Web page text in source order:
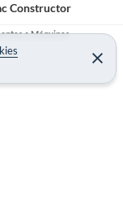
Constructor
e Máquinas